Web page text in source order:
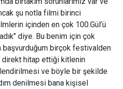
şu notla filmi birinci
içinden en çok 100.Gül’ü
diye. Bu benim için çok
başvurduğum birçok festivalden
direkt hitap ettiği kitlenin
ve böyle bir şekilde
denilmesi bana kişisel